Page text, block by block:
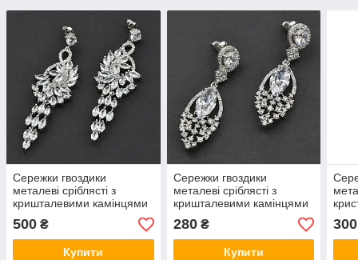
Сережки гвоздики
металеві сріблясті з
кришталевими камінцями
Сваровскі пелюстка
довжина 7 см ширина 20
мм
500 ₴
Купити
Сережки гвоздики
металеві сріблясті з
кришталевими камінцями
Сваровскі довжина 5 см
ширина 13 мм
280₴
Купити
300